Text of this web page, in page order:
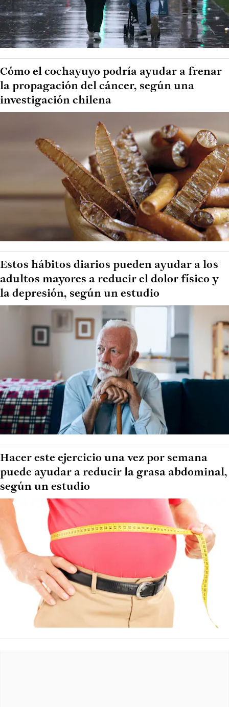
Cómo el cochayuyo podría ayudar a frenar
la propagación del cáncer, según una
investigación chilena
Estos hábitos diarios pueden ayudar a los
adultos mayores a reducir el dolor físico y
la depresión, según un estudio
Hacer este ejercicio una vez por semana
puede ayudar a reducir la grasa abdominal,
según un estudio